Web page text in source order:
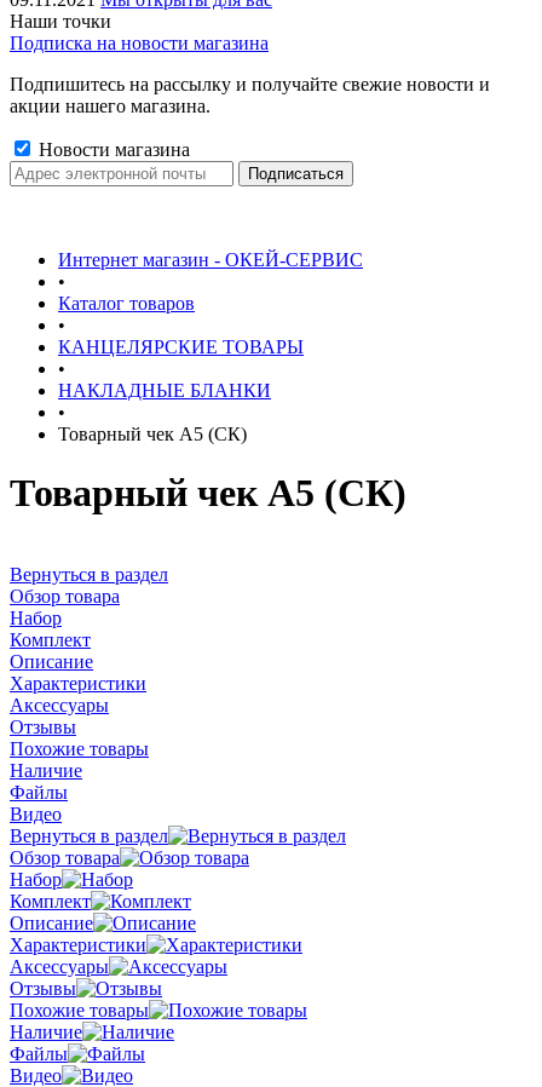
Наши точки
Подписка на новости магазина
Подпишитесь на рассылку и получайте свежие новости и
акции нашего магазина.
Новости магазина
Интернет магазин - ОКЕЙ-СЕРВИС
•
Каталог товаров
•
КАНЦЕЛЯРСКИЕ ТОВАРЫ
•
НАКЛАДНЫЕ БЛАНКИ
•
Товарный чек А5 (СК)
Товарный чек А5 (СК)
Вернуться в раздел
Обзор товара
Набор
Комплект
Описание
Характеристики
Аксессуары
Отзывы
Похожие товары
Наличие
Файлы
Видео
Вернуться в раздел
Обзор товара
Набор
Комплект
Описание
Характеристики
Аксессуары
Отзывы
Похожие товары
Наличие
Файлы
Видео